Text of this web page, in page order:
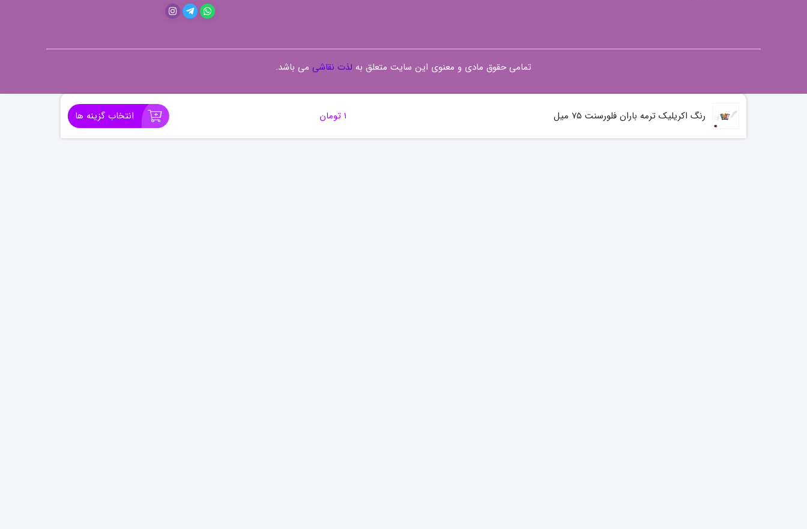
تمامی حقوق مادی و معنوی این سایت متعلق به لذت نقاشی می باشد.
رنگ اکریلیک ترمه باران فلورسنت ۷۵ میل ۱ تومان انتخاب گزینه ها